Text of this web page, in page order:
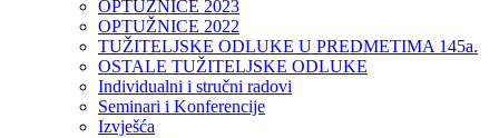
OPTUŽNICE 2023
OPTUŽNICE 2022
TUŽITELJSKE ODLUKE U PREDMETIMA 145a.
OSTALE TUŽITELJSKE ODLUKE
Individualni i stručni radovi
Seminari i Konferencije
Izvješća